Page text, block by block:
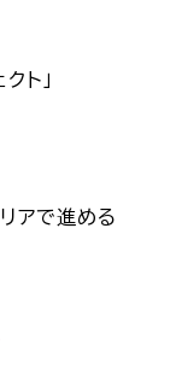
ト」
アで進める